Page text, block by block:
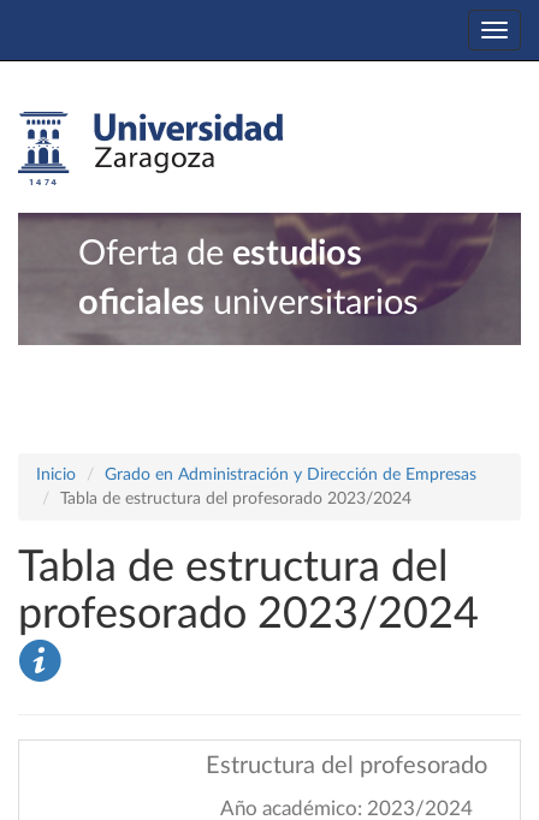
Oferta de estudios
oficiales universitarios
Inicio
Grado en Administración y Dirección de Empresas
Tabla de estructura del profesorado 2023/2024
Tabla de estructura del
profesorado 2023/2024
Estructura del profesorado
Año académico: 2023/2024